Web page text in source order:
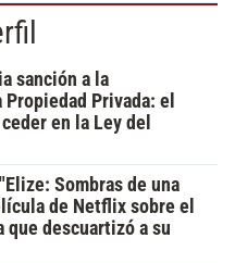
sanción a la
Privada: el
en la Ley del
Sombras de una
de Netflix sobre el
que descuartizó a su